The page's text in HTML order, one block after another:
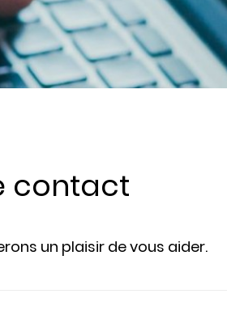
contact
un plaisir de vous aider.